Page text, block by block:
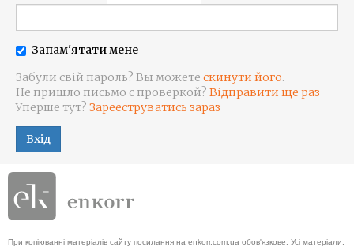
Запам'ятати мене
Забули свій пароль? Вы можете скинути його.
Не пришло письмо с проверкой? Відправити ще раз
Уперше тут? Зарееструватись зараз
Вхід
При копіюванні матеріалів сайту посилання на enkorr.com.ua обов'язкове. Усі матеріали,